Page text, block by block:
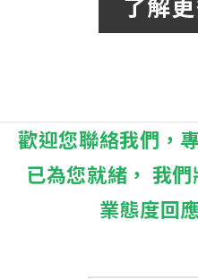
了解
歡迎您聯絡我們，
已為您就緒， 我
業態度回